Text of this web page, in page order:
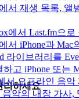
에서 재생 목록,
에서 Last.fm으
서 iPhone과
라이브러리를
하고 iPhone 또는
서 오프라인 음
음악의 내장 가사
리하세요